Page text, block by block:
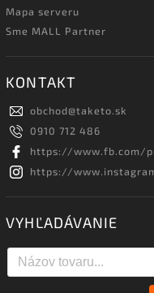
Mapa serveru
Sme MALL Partner
KONTAKT
obchod@taketo.sk
0910 712 486
https://www.fb.com/
https://
VYHĽADÁVANIE